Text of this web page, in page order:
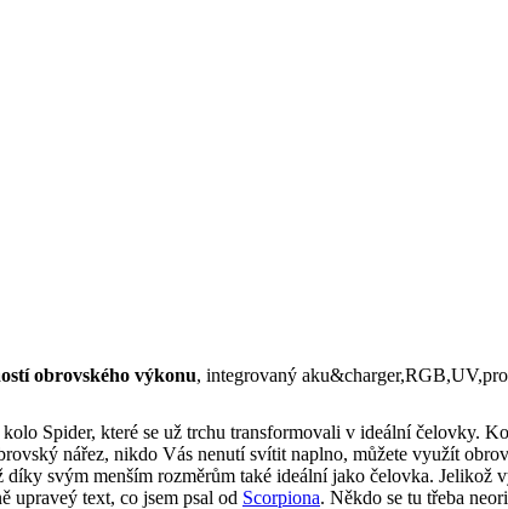
obrovského výkonu, integrovaný
Spider, které se už trchu transformovali v ideální čelovky.
nářez, nikdo Vás nenutí svítit naplno, můžete využít
díky svým menším rozměrům také ideální jako čelovka. Jelikož
upraveý text, co jsem psal od Scorpiona. Někdo se tu třeba